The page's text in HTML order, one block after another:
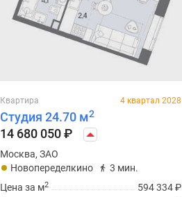
Квартира 4 квартал 2028
Студия 24.70 м2
14 680 050₽
Москва, ЗАО
Новопеределкино
3 мин.
594 334₽
Цена за м2